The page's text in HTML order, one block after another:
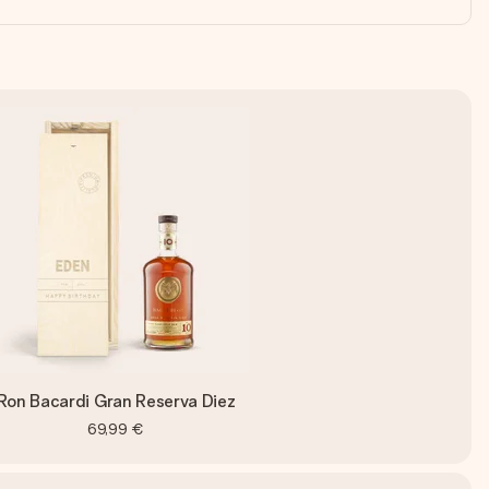
Bacardi Gran Reserva Diez
69,99 €